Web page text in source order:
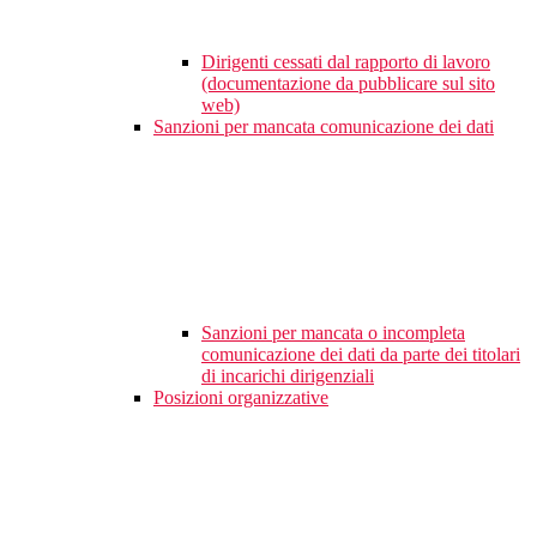
Dirigenti cessati dal rapporto di lavoro
(documentazione da pubblicare sul sito
web)
Sanzioni per mancata comunicazione dei dati
Sanzioni per mancata o incompleta
comunicazione dei dati da parte dei titolari
di incarichi dirigenziali
Posizioni organizzative